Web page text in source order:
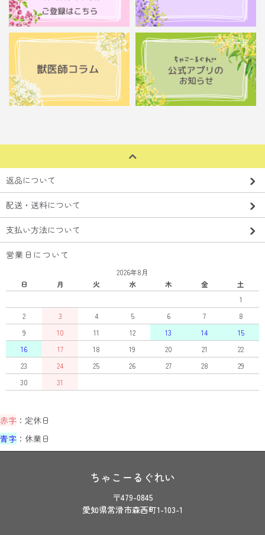
返品について
配送・送料について
支払い方法について
営業日について
2026年8月
日
月 火 水 木 金
土
1
2
3 4 5 6 7
8
9
10 11 12 13 14
15
16
17 18 19 20 21
22
23
24 25 26 27 28
29
30
31
赤字 ：定休日
青字 ：休業日
ちゃこーるぐれい
〒479-0845
愛知県常滑市森西町1-103-1